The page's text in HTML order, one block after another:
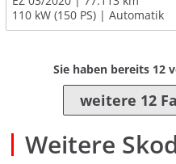
110 kW (150 PS)
Automatik
Sie haben bereits 12
weitere 12
Weitere